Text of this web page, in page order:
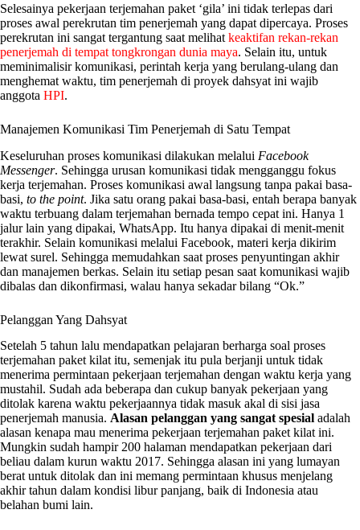
Selesainya pekerjaan terjemahan paket ‘gila’ ini tidak terlepas dari
proses awal perekrutan tim penerjemah yang dapat dipercaya. Proses
perekrutan ini sangat tergantung saat melihat keaktifan rekan-rekan
penerjemah di tempat tongkrongan dunia maya. Selain itu, untuk
meminimalisir komunikasi, perintah kerja yang berulang-ulang dan
menghemat waktu, tim penerjemah di proyek dahsyat ini wajib
anggota HPI.
Manajemen Komunikasi Tim Penerjemah di Satu Tempat
Keseluruhan proses komunikasi dilakukan melalui Facebook
Messenger. Sehingga urusan komunikasi tidak mengganggu fokus
kerja terjemahan. Proses komunikasi awal langsung tanpa pakai basa-
basi, to the point. Jika satu orang pakai basa-basi, entah berapa banyak
waktu terbuang dalam terjemahan bernada tempo cepat ini. Hanya 1
jalur lain yang dipakai, WhatsApp. Itu hanya dipakai di menit-menit
terakhir. Selain komunikasi melalui Facebook, materi kerja dikirim
lewat surel. Sehingga memudahkan saat proses penyuntingan akhir
dan manajemen berkas. Selain itu setiap pesan saat komunikasi wajib
dibalas dan dikonfirmasi, walau hanya sekadar bilang “Ok.”
Pelanggan Yang Dahsyat
Setelah 5 tahun lalu mendapatkan pelajaran berharga soal proses
terjemahan paket kilat itu, semenjak itu pula berjanji untuk tidak
menerima permintaan pekerjaan terjemahan dengan waktu kerja yang
mustahil. Sudah ada beberapa dan cukup banyak pekerjaan yang
ditolak karena waktu pekerjaannya tidak masuk akal di sisi jasa
penerjemah manusia. Alasan pelanggan yang sangat spesial adalah
alasan kenapa mau menerima pekerjaan terjemahan paket kilat ini.
Mungkin sudah hampir 200 halaman mendapatkan pekerjaan dari
beliau dalam kurun waktu 2017. Sehingga alasan ini yang lumayan
berat untuk ditolak dan ini memang permintaan khusus menjelang
akhir tahun dalam kondisi libur panjang, baik di Indonesia atau
belahan bumi lain.